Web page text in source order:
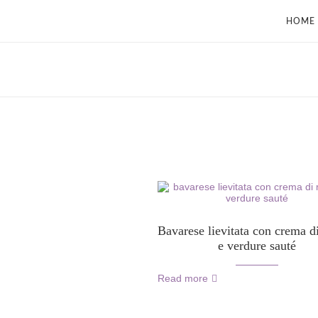
HOME
Bavarese lievitata con crema
e verdure sauté
Read more